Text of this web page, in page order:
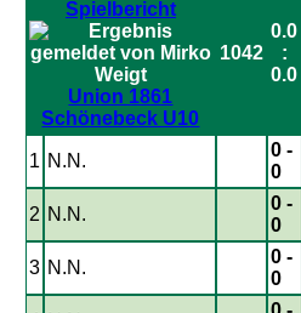
Union 1861
Schönebeck U10
1042
0.0
:
0.0
1 N.N.
0 -
0
2 N.N.
0 -
0
3 N.N.
0 -
0